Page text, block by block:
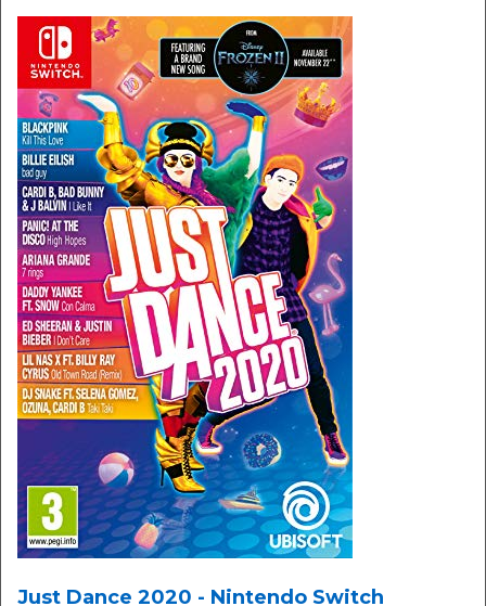
Just Dance 2020 - Nintendo Switch